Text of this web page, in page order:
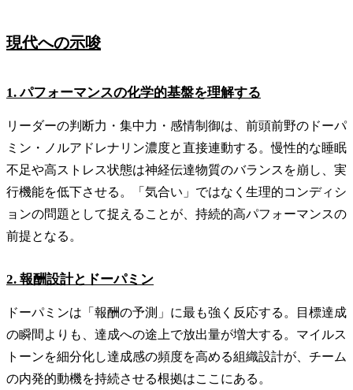
現代への示唆
1. パフォーマンスの化学的基盤を理解する
リーダーの判断力・集中力・感情制御は、前頭前野のドーパ
ミン・ノルアドレナリン濃度と直接連動する。慢性的な睡眠
不足や高ストレス状態は神経伝達物質のバランスを崩し、実
行機能を低下させる。「気合い」ではなく生理的コンディシ
ョンの問題として捉えることが、持続的高パフォーマンスの
前提となる。
2. 報酬設計とドーパミン
ドーパミンは「報酬の予測」に最も強く反応する。目標達成
の瞬間よりも、達成への途上で放出量が増大する。マイルス
トーンを細分化し達成感の頻度を高める組織設計が、チーム
の内発的動機を持続させる根拠はここにある。